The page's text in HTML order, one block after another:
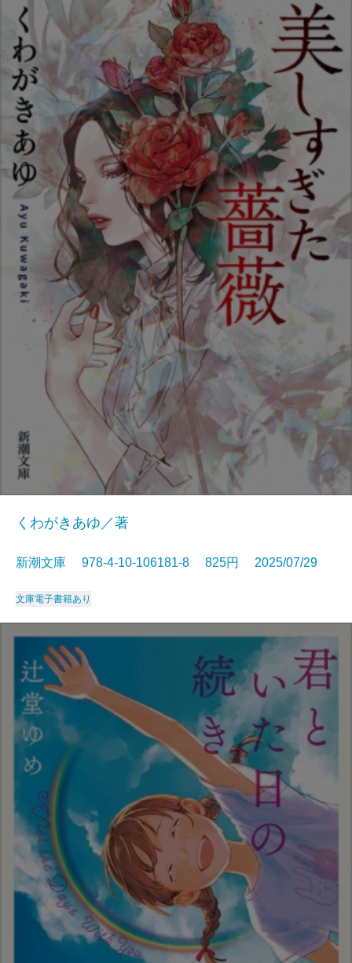
くわがきあゆ／著
新潮文庫 978-4-10-106181-8 825円 2025/07/29
文庫電子書籍あり